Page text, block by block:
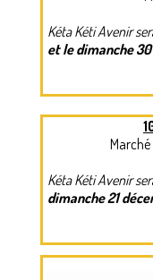
NEPAL – LE
CENTRE
NOUS AIDER ?
PARRAINS
AGENDA
Kéta Kéti Avenir
et le dimanche
Marché
Kéta Kéti Avenir
dimanche 21